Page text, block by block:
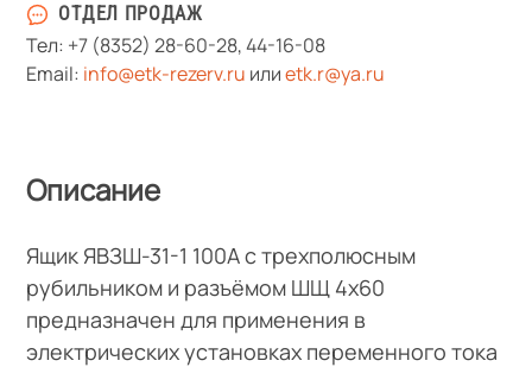
ОТДЕЛ ПРОДАЖ
Тел: +7 (8352) 28-60-28,44-16-08
Email: info@etk-rezerv.ru илиetk.r@ya.ru
Описание
Ящик ЯВЗШ-31-1 100А с трехполюсным
рубильником и разъёмом ШЩ 4х60
предназначен для применения в
электрических установках переменного тока